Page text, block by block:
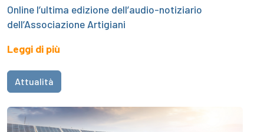
Online l’ultima edizione dell’audio-notiziario
dell’Associazione Artigiani
Leggi di più
Attualità